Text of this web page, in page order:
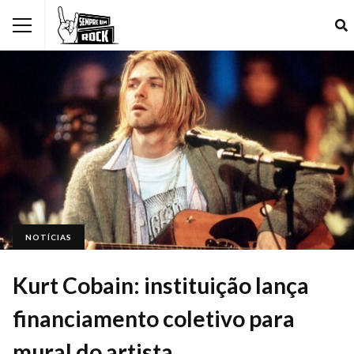
NOTÍCIAS
Kurt Cobain: instituição lança
financiamento coletivo para